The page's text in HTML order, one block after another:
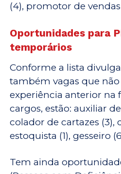
(4), promotor de vendas
Oportunidades para
temporários
Conforme a lista
também vagas que
experiência anterior na
cargos, estão: auxiliar
colador de cartazes (3),
estoquista (1), gesseiro
Tem ainda